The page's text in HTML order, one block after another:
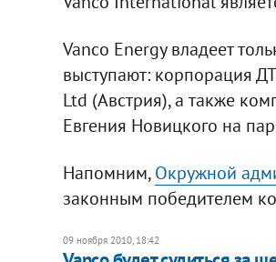
Vanco Energy владеет
выступают: корпорация
Ltd (Австрия), а также
Евгения Новицкого на
Напомним,Окружной
законным победителем
09 ноября 2010, 18:42